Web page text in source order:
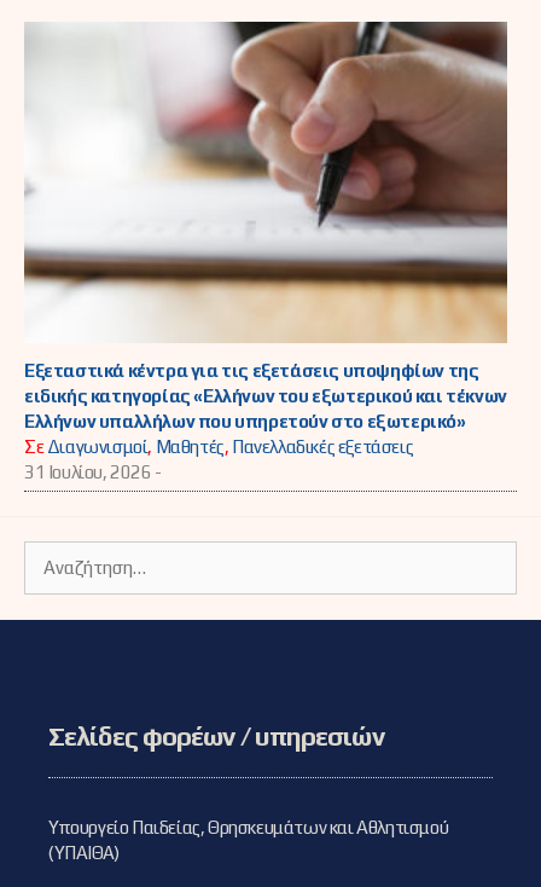
Εξεταστικά κέντρα για τις εξετάσεις υποψηφίων της
ειδικής κατηγορίας «Ελλήνων του εξωτερικού και τέκνων
Ελλήνων υπαλλήλων που υπηρετούν στο εξωτερικό»
ΣεΔιαγωνισμοί, Μαθητές, Πανελλαδικές εξετάσεις
31 Ιουλίου, 2026 -
για:
Σελίδες φορέων / υπηρεσιών
Υπουργείο Παιδείας, Θρησκευμάτων και Αθλητισμού
(ΥΠΑΙΘΑ)